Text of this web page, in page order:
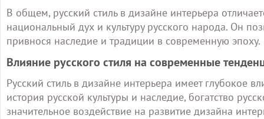
В общем, русский стиль в дизайне интерьера
национальный дух и культуру русского народа. Он
привнося наследие и традиции в современную эпоху.
Влияние русского стиля на современные
Русский стиль в дизайне интерьера имеет глубокое
история русской культуры и наследие, богатство
значительное воздействие на развитие дизайна